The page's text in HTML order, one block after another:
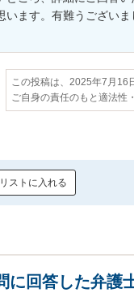
います。有難うございま
この投稿は、2025年7月16
ご自身の責任のもと適法性
ストに入れる
に回答した弁護